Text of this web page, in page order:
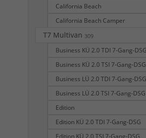
California Beach
California Beach Camper
T7 Multivan 309
Business KÜ 2.0 TDI 7-Gang-DSG
Business KÜ 2.0 TSI 7-Gang-DSG
Business LÜ 2.0 TDI 7-Gang-DSG
Business LÜ 2.0 TSI 7-Gang-DSG
Edition
Edition KÜ 2.0 TDI 7-Gang-DSG